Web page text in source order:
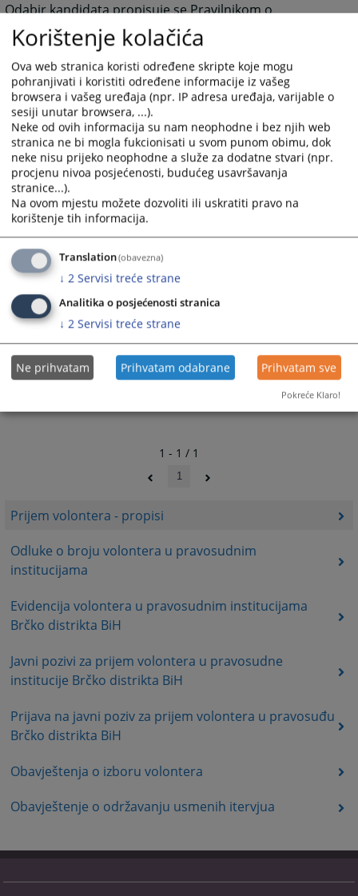
Prijem volontera - propisi
Odluke o broju volontera u pravosudnim
institucijama
Evidencija volontera u pravosudnim institucijama
Brčko distrikta BiH
Javni pozivi za prijem volontera u pravosudne
institucije Brčko distrikta BiH
Prijava na javni poziv za prijem volontera u pravosuđu
Brčko distrikta BiH
Obavještenja o izboru volontera
Obavještenje o održavanju usmenih itervjua
Odabir kandidata propisuje se Pravilnikom o
zapošljavanju („Službeni glasnik Brčko distrikta BiH“, br.
1/19), koji možete preuzetiOVDJE
volonterskog rada propisuje se Pravilnikom o radu
(„Službeni glasnik Brčko distrikta BiH“, br. 1/19), koji
možete preuzetiOVDJE.
903 PREGLEDA
1 - 1 / 1
1
Korištenje kolačića
Ova web stranica koristi određene skripte koje mogu
pohranjivati i koristiti određene informacije iz vašeg
browsera i vašeg uređaja (npr. IP adresa uređaja, varijable o
sesiji unutar browsera, ...).
Neke od ovih informacija su nam neophodne i bez njih web
stranica ne bi mogla fukcionisati u svom punom obimu, dok
neke nisu prijeko neophodne a služe za dodatne stvari (npr.
procjenu nivoa posjećenosti, budućeg usavršavanja
stranice...).
Na ovom mjestu možete dozvoliti ili uskratiti pravo na
korištenje tih informacija.
Translation(obavezna)
↓ 2 Servisi treće strane
Analitika o posjećenosti stranica
↓ 2 Servisi treće strane
Ne prihvatam Prihvatam odabrane Prihvatam sve
Pokreće Klaro!